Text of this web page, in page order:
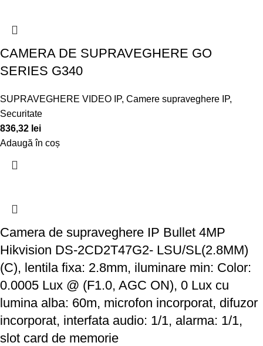
CAMERA DE SUPRAVEGHERE GO
SERIES G340
SUPRAVEGHERE VIDEO IP, Camere supraveghere IP,
Securitate
836,32 lei
Adaugă în coș
Camera de supraveghere IP Bullet 4MP
Hikvision DS-2CD2T47G2- LSU/SL(2.8MM)
(C), lentila fixa: 2.8mm, iluminare min: Color:
0.0005 Lux @ (F1.0, AGC ON), 0 Lux cu
lumina alba: 60m, microfon incorporat, difuzor
incorporat, interfata audio: 1/1, alarma: 1/1,
slot card de memorie